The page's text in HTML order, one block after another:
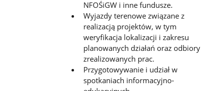
NFOŚiGW i inne fundusze.
Wyjazdy terenowe związane z
realizacją projektów, w tym
weryfikacja lokalizacji i zakresu
planowanych działań oraz odbiory
zrealizowanych prac.
Przygotowywanie i udział w
spotkaniach informacyjno-